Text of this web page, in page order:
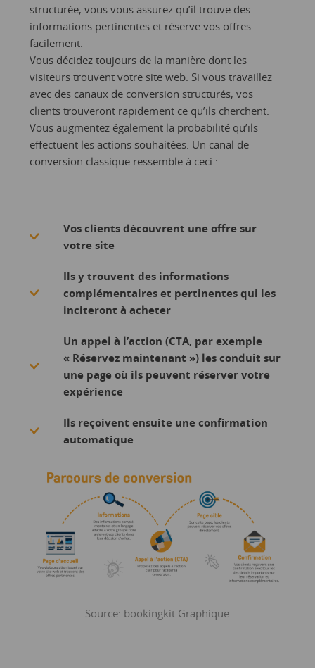
structurée, vous vous assurez qu’il trouve des
informations pertinentes et réserve vos offres
facilement.
Vous décidez toujours de la manière dont les
visiteurs trouvent votre site web. Si vous travaillez
avec des canaux de conversion structurés, vos
clients trouveront rapidement ce qu’ils cherchent.
Vous augmentez également la probabilité qu’ils
effectuent les actions souhaitées. Un canal de
conversion classique ressemble à ceci :
Vos clients découvrent une offre sur
votre site
Ils y trouvent des informations
complémentaires et pertinentes qui les
inciteront à acheter
Un appel à l’action (CTA, par exemple
« Réservez maintenant ») les conduit sur
une page où ils peuvent réserver votre
expérience
Ils reçoivent ensuite une confirmation
automatique
Source: bookingkit Graphique